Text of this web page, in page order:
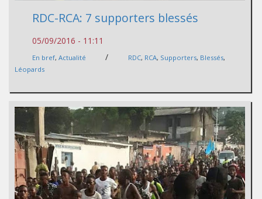
RDC-RCA: 7 supporters blessés
05/09/2016 - 11:11
En bref, Actualité / RDC, RCA, Supporters, Blessés,
Léopards